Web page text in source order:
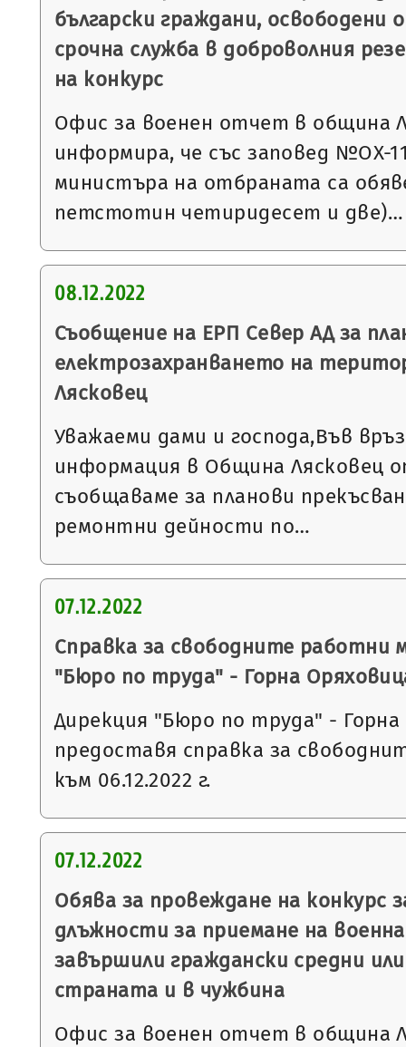
български граждани, освободени
срочна служба в доброволния
на конкурс
Офис за военен отчет в община
информира, че със заповед №ОХ-
министъра на отбраната са
петстотин четиридесет и две)…
08.12.2022
Съобщение на ЕРП Север АД за
електрозахранването на
Лясковец
Уважаеми дами и господа,Във
информация в Община Лясковец
съобщаваме за планови
ремонтни дейности по…
07.12.2022
Справка за свободните работни
"Бюро по труда" - Горна
Дирекция "Бюро по труда" -
предоставя справка за
към 06.12.2022 г.
07.12.2022
Обява за провеждане на конкурс
длъжности за приемане на
завършили граждански средни
страната и в чужбина
Офис за военен отчет в община